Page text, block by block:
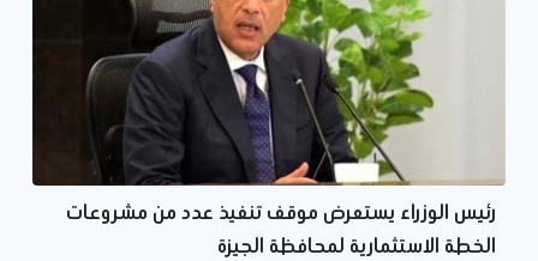
رئيس الوزراء يستعرض موقف تنفيذ عدد من مشروعات
الخطة الاستثمارية لمحافظة الجيزة